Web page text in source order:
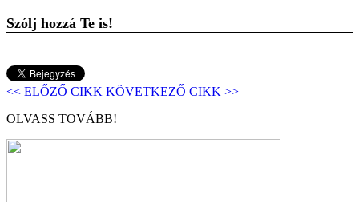
Szólj hozzá Te is!
<< ELŐZŐ CIKK KÖVETKEZŐ CIKK >>
OLVASS TOVÁBB!